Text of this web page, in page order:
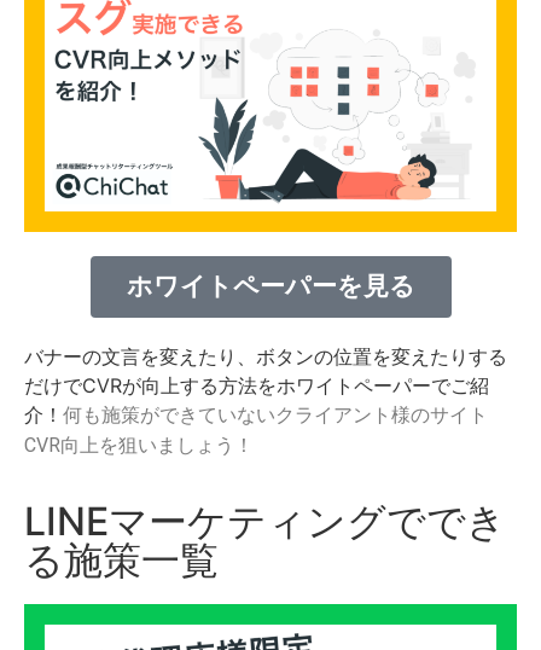
ホワイトペーパーを見る
バナーの文言を変えたり、ボタンの位置を変えたりする
だけでCVRが向上する方法をホワイトペーパーでご紹
介！ 何も施策ができていないクライアント様のサイト
CVR向上を狙いましょう！
LINEマーケティングででき
る施策一覧